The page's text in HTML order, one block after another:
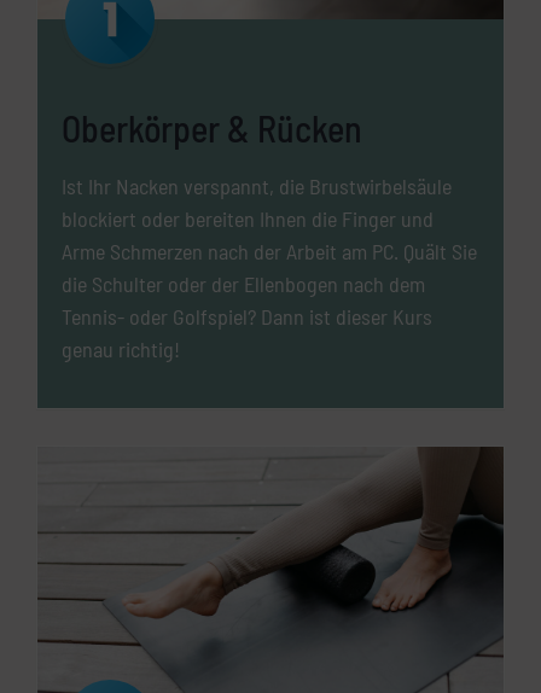
Oberkörper & Rücken
Ist Ihr Nacken verspannt, die Brustwirbelsäule
blockiert oder bereiten Ihnen die Finger und
Arme Schmerzen nach der Arbeit am PC. Quält Sie
die Schulter oder der Ellenbogen nach dem
Tennis- oder Golfspiel? Dann ist dieser Kurs
genau richtig!